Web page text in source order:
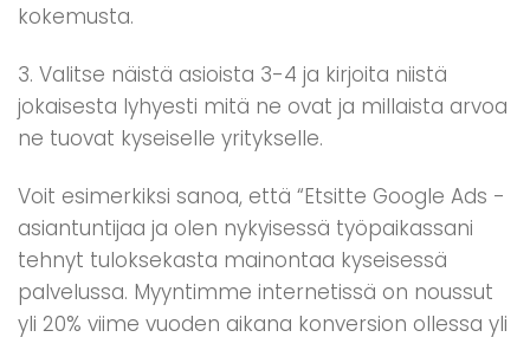
kokemusta.
3. Valitse näistä asioista 3-4 ja kirjoita niistä
jokaisesta lyhyesti mitä ne ovat ja millaista arvoa
ne tuovat kyseiselle yritykselle.
Voit esimerkiksi sanoa, että “Etsitte Google Ads -
asiantuntijaa ja olen nykyisessä työpaikassani
tehnyt tuloksekasta mainontaa kyseisessä
palvelussa. Myyntimme internetissä on noussut
yli 20% viime vuoden aikana konversion ollessa yli